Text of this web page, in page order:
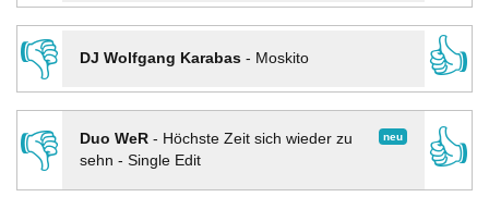
👎
DJ Wolfgang Karabas- Moskito
👍
👎
neu
Duo WeR- Höchste Zeit sich wieder zu
sehn - Single Edit
👍